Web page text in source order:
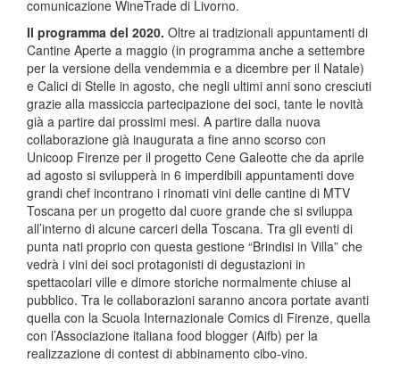
comunicazione WineTrade di Livorno.
Il programma del 2020. Oltre ai tradizionali appuntamenti di
Cantine Aperte a maggio (in programma anche a settembre
per la versione della vendemmia e a dicembre per il Natale)
e Calici di Stelle in agosto, che negli ultimi anni sono cresciuti
grazie alla massiccia partecipazione dei soci, tante le novità
già a partire dai prossimi mesi. A partire dalla nuova
collaborazione già inaugurata a fine anno scorso con
Unicoop Firenze per il progetto Cene Galeotte che da aprile
ad agosto si svilupperà in 6 imperdibili appuntamenti dove
grandi chef incontrano i rinomati vini delle cantine di MTV
Toscana per un progetto dal cuore grande che si sviluppa
all’interno di alcune carceri della Toscana. Tra gli eventi di
punta nati proprio con questa gestione “Brindisi in Villa” che
vedrà i vini dei soci protagonisti di degustazioni in
spettacolari ville e dimore storiche normalmente chiuse al
pubblico. Tra le collaborazioni saranno ancora portate avanti
quella con la Scuola Internazionale Comics di Firenze, quella
con l’Associazione italiana food blogger (Aifb) per la
realizzazione di contest di abbinamento cibo-vino.